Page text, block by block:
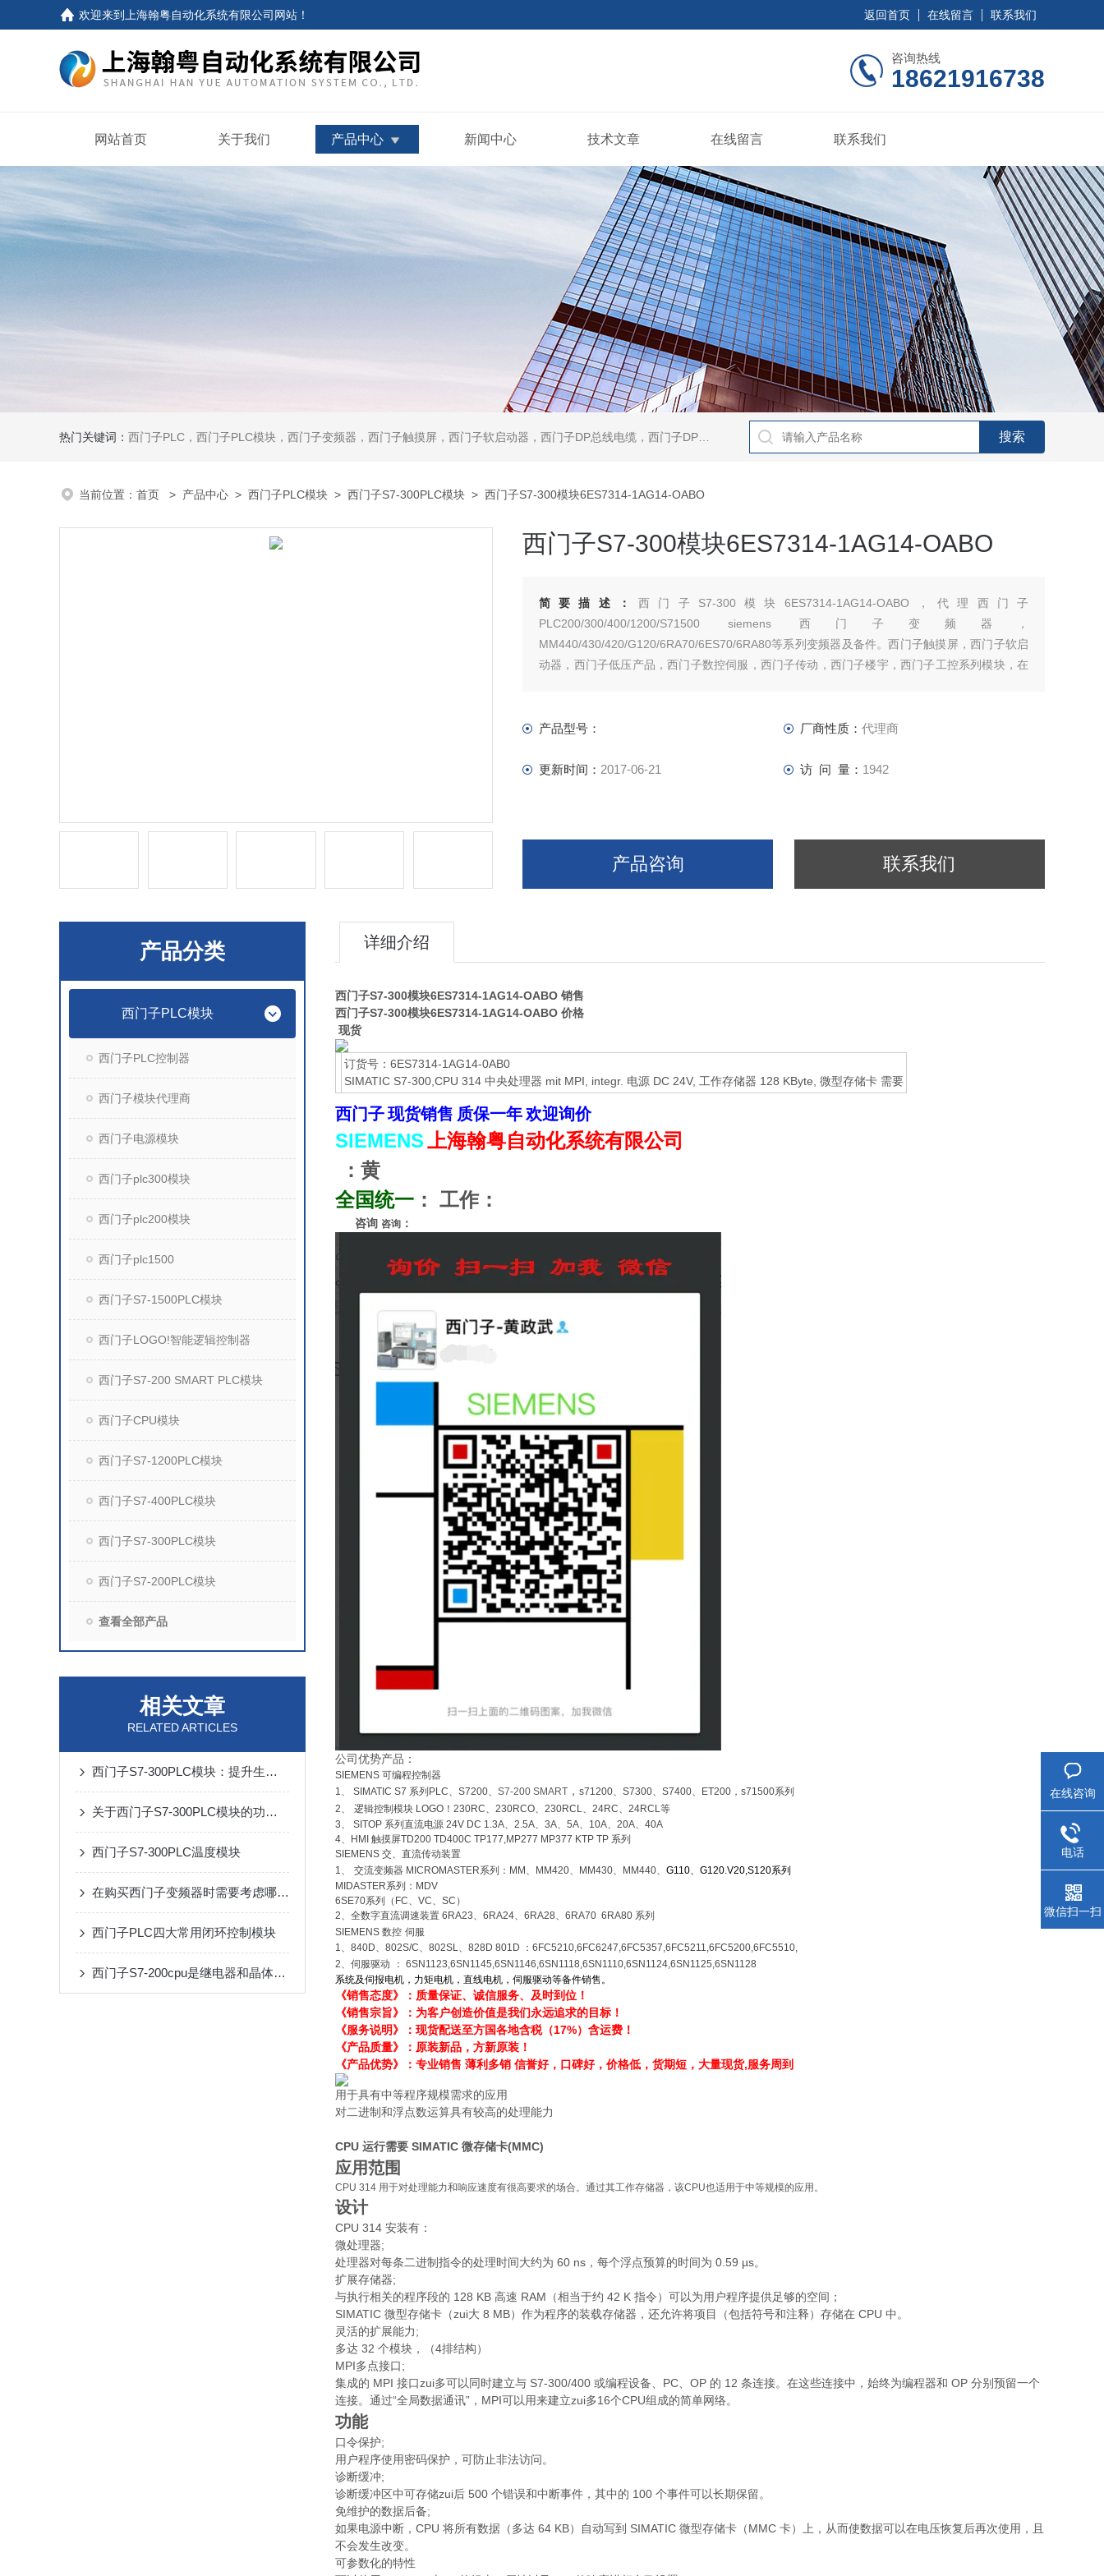
欢迎来到 上海翰粤自动化系统有限公司网站 ！ 返回首页 在线留言 联系我们
咨询热线
18621916738
网站首页 关于我们 产品中心 新闻中心 技术文章 在线留言 联系我们
热门关键词： 西门子PLC，西门子PLC模块，西门子变频器，西门子触摸屏，西门子软启动器，西门子DP总线电缆，西门子DP总线接头，西门子CP通讯网卡，西门子数控系统及停产备件
当前位置： 首页 > 产品中心 > 西门子PLC模块 > 西门子S7-300PLC模块 > 西门子S7-300模块6ES7314-1AG14-OABO
西门子S7-300模块6ES7314-1AG14-OABO
简要描述：西门子S7-300模块6ES7314-1AG14-OABO，代理西门子
PLC200/300/400/1200/S71500 siemens 西门子变频器，
MM440/430/420/G120/6RA70/6ES70/6RA80等系列变频器及备件。西门子触摸屏，西门子软启
动器，西门子低压产品，西门子数控伺服，西门子传动，西门子楼宇，西门子工控系列模块，在
产品型号： 厂商性质： 代理商
更新时间： 2017-06-21 访 问 量： 1942
产品咨询 联系我们
产品分类
西门子PLC模块
西门子PLC控制器
西门子模块代理商
西门子电源模块
西门子plc300模块
西门子plc200模块
西门子plc1500
西门子S7-1500PLC模块
西门子LOGO!智能逻辑控制器
西门子S7-200 SMART PLC模块
西门子CPU模块
西门子S7-1200PLC模块
西门子S7-400PLC模块
西门子S7-300PLC模块
西门子S7-200PLC模块
查看全部产品
相关文章
RELATED ARTICLES
西门子S7-300PLC模块：提升生产效率的智能之选
关于西门子S7-300PLC模块的功能，以下有详细说明
西门子S7-300PLC温度模块
在购买西门子变频器时需要考虑哪些要素呢？
西门子PLC四大常用闭环控制模块
西门子S7-200cpu是继电器和晶体管的优缺点
详细介绍
西门子S7-300模块6ES7314-1AG14-OABO 销售
西门子S7-300模块6ES7314-1AG14-OABO 价格
现货
订货号：6ES7314-1AG14-0AB0
SIMATIC S7-300,CPU 314 中央处理器 mit MPI, integr. 电源 DC 24V, 工作存储器 128 KByte, 微型存储卡 需要
西门子现货销售 质保一年欢迎询价
SIEMENS上海翰粤自动化系统有限公司
：黄
全国统一 ： 工作：
咨询 咨询 ：
公司优势产品：
SIEMENS 可编程控制器
1、 SIMATIC S7 系列 PLC、 S7200、 S7-200 SMART ， s71200、 S7300、 S7400、
ET200，s71500系列
2、 逻辑控制模块 LOGO ！ 230RC、 230RCO、 230RCL、 24RC、 24RCL等
3、 SITOP 系列直流电源 24V DC 1.3A、 2.5A、 3A、 5A、 10A、 20A、 40A
4、 HMI 触摸屏TD200 TD400C TP177,MP277 MP377 KTP TP 系列
SIEMENS 交、直流传动装置
1、 交流变频器 MICROMASTER系列： MM 、 MM420、 MM430、 MM440、 G110、 G120.V20,S120系列
MIDASTER系列： MDV
6SE70系列（ FC、 VC、 SC ）
2、全数字直流调速装置 6RA23、 6RA24、 6RA28、 6RA70 6RA80 系列
SIEMENS 数控 伺服
1、 840D、 802S/C、 802SL、 828D 801D ： 6FC5210,6FC6247,6FC5357,6FC5211,6FC5200,6FC5510,
2、伺服驱动 ： 6SN1123,6SN1145,6SN1146,6SN1118,6SN1110,6SN1124,6SN1125,6SN1128
系统及伺报电机，力矩电机，直线电机，伺服驱动等备件销售。
《销售态度》：质量保证、诚信服务、及时到位！
《销售宗旨》：为客户创造价值是我们永远追求的目标！
《服务说明》：现货配送至方国各地含税（17%）含运费！
《产品质量》：原装新品，方新原装！
《产品优势》：专业销售 薄利多销 信誉好，口碑好，价格低，货期短，大量现货,服务周到
用于具有中等程序规模需求的应用
对二进制和浮点数运算具有较高的处理能力
CPU 运行需要 SIMATIC 微存储卡(MMC)
应用范围
CPU 314 用于对处理能力和响应速度有很高要求的场合。通过其工作存储器，该CPU也适用于中等规模的应用。
设计
CPU 314 安装有：
微处理器;
处理器对每条二进制指令的处理时间大约为 60 ns，每个浮点预算的时间为 0.59 µs。
扩展存储器;
与执行相关的程序段的 128 KB 高速 RAM（相当于约 42 K 指令）可以为用户程序提供足够的空间；
SIMATIC 微型存储卡（zui大 8 MB）作为程序的装载存储器，还允许将项目（包括符号和注释）存储在 CPU 中。
灵活的扩展能力;
多达 32 个模块，（4排结构）
MPI多点接口;
集成的 MPI 接口zui多可以同时建立与 S7-300/400 或编程设备、PC、OP 的 12 条连接。在这些连接中，始终为编程器和 OP 分别预留一个
连接。通过“全局数据通讯”，MPI可以用来建立zui多16个CPU组成的简单网络。
功能
口令保护;
用户程序使用密码保护，可防止非法访问。
诊断缓冲;
诊断缓冲区中可存储zui后 500 个错误和中断事件，其中的 100 个事件可以长期保留。
免维护的数据后备;
如果电源中断，CPU 将所有数据（多达 64 KB）自动写到 SIMATIC 微型存储卡（MMC 卡）上，从而使数据可以在电压恢复后再次使用，且
不会发生改变。
可参数化的特性
在线咨询
电话
微信扫一扫